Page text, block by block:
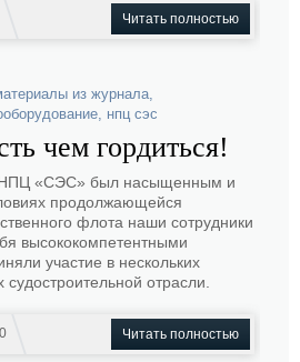
Читать полностью
из журнала,
, нпц сэс
чем гордиться!
«СЭС» был насыщенным и
продолжающейся
флота наши сотрудники
высококомпетентными
участие в нескольких
отрасли.
0 Читать полностью